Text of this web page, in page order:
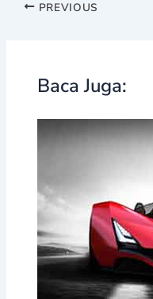
PREVIOUS
Baca Juga: